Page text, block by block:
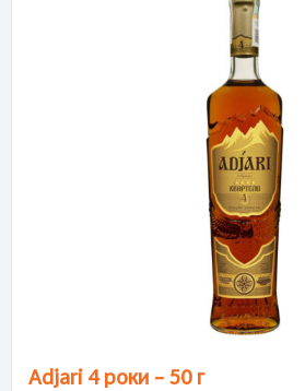
Adjari 4 роки – 50 г